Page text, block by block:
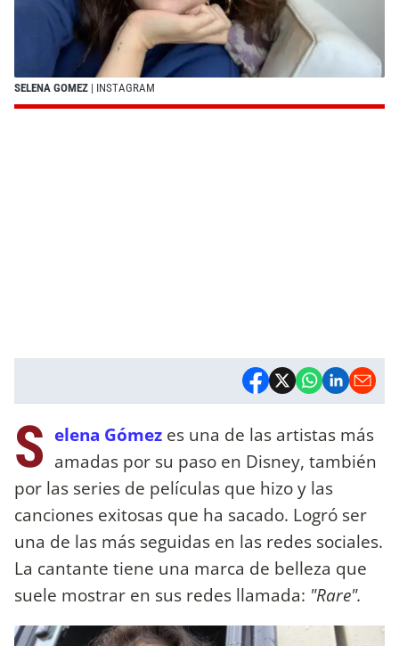
SELENA GOMEZ | INSTAGRAM
S elena Gómez es una de las artistas más
amadas por su paso en Disney, también
por las series de películas que hizo y las
canciones exitosas que ha sacado. Logró ser
una de las más seguidas en las redes sociales.
La cantante tiene una marca de belleza que
suele mostrar en sus redes llamada: "Rare".